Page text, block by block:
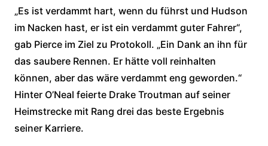
„Es ist verdammt hart, wenn du führst und Hudson
im Nacken hast, er ist ein verdammt guter Fahrer“,
gab Pierce im Ziel zu Protokoll. „Ein Dank an ihn für
das saubere Rennen. Er hätte voll reinhalten
können, aber das wäre verdammt eng geworden.“
Hinter O’Neal feierte Drake Troutman auf seiner
Heimstrecke mit Rang drei das beste Ergebnis
seiner Karriere.